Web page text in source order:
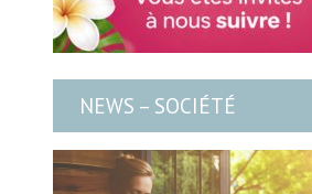
NEWS – SOCIÉTÉ